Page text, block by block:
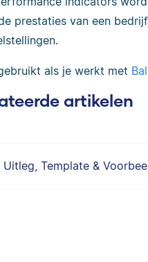
prestaties van een
als je werkt met
artikelen
Template &